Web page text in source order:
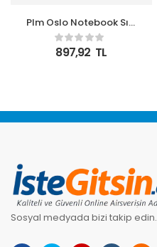
Plm Oslo Notebook Sırt
Çantası 15.6″ Siyah
Rengi
897,92 TL
Sosyal medyada bizi takip edin.